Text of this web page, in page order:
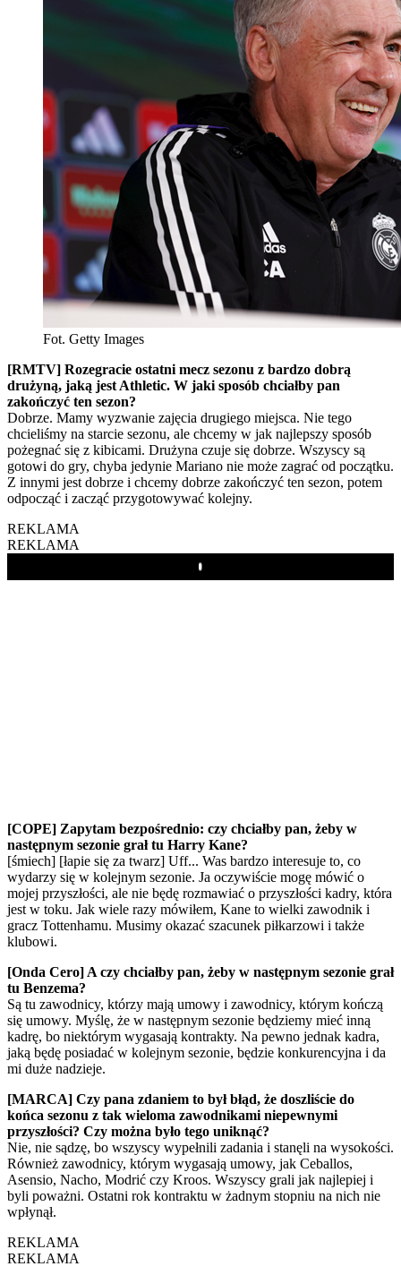
Fot. Getty Images
[RMTV] Rozegracie ostatni mecz sezonu z bardzo dobrą
drużyną, jaką jest Athletic. W jaki sposób chciałby pan
zakończyć ten sezon?
Dobrze. Mamy wyzwanie zajęcia drugiego miejsca. Nie tego
chcieliśmy na starcie sezonu, ale chcemy w jak najlepszy sposób
pożegnać się z kibicami. Drużyna czuje się dobrze. Wszyscy są
gotowi do gry, chyba jedynie Mariano nie może zagrać od początku.
Z innymi jest dobrze i chcemy dobrze zakończyć ten sezon, potem
odpocząć i zacząć przygotowywać kolejny.
REKLAMA
REKLAMA
Play
[COPE] Zapytam bezpośrednio: czy chciałby pan, żeby w
następnym sezonie grał tu Harry Kane?
[śmiech] [łapie się za twarz] Uff... Was bardzo interesuje to, co
wydarzy się w kolejnym sezonie. Ja oczywiście mogę mówić o
mojej przyszłości, ale nie będę rozmawiać o przyszłości kadry, która
jest w toku. Jak wiele razy mówiłem, Kane to wielki zawodnik i
gracz Tottenhamu. Musimy okazać szacunek piłkarzowi i także
klubowi.
[Onda Cero] A czy chciałby pan, żeby w następnym sezonie grał
tu Benzema?
Są tu zawodnicy, którzy mają umowy i zawodnicy, którym kończą
się umowy. Myślę, że w następnym sezonie będziemy mieć inną
kadrę, bo niektórym wygasają kontrakty. Na pewno jednak kadra,
jaką będę posiadać w kolejnym sezonie, będzie konkurencyjna i da
mi duże nadzieje.
[MARCA] Czy pana zdaniem to był błąd, że doszliście do
końca sezonu z tak wieloma zawodnikami niepewnymi
przyszłości? Czy można było tego uniknąć?
Nie, nie sądzę, bo wszyscy wypełnili zadania i stanęli na wysokości.
Również zawodnicy, którym wygasają umowy, jak Ceballos,
Asensio, Nacho, Modrić czy Kroos. Wszyscy grali jak najlepiej i
byli poważni. Ostatni rok kontraktu w żadnym stopniu na nich nie
wpłynął.
REKLAMA
REKLAMA